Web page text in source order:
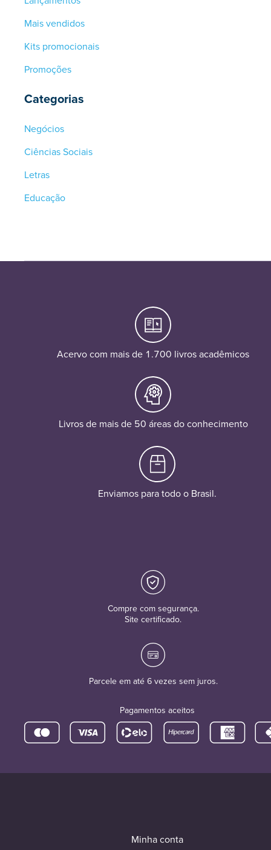
Mais vendidos
Kits promocionais
Promoções
Categorias
Negócios
Ciências Sociais
Letras
Educação
Acervo com mais de 1.700 livros acadêmicos
Livros de mais de 50 áreas do conhecimento
Enviamos para todo o Brasil.
Compre com segurança.
Site certificado.
Parcele em até 6 vezes sem juros.
Pagamentos aceitos
Minha conta